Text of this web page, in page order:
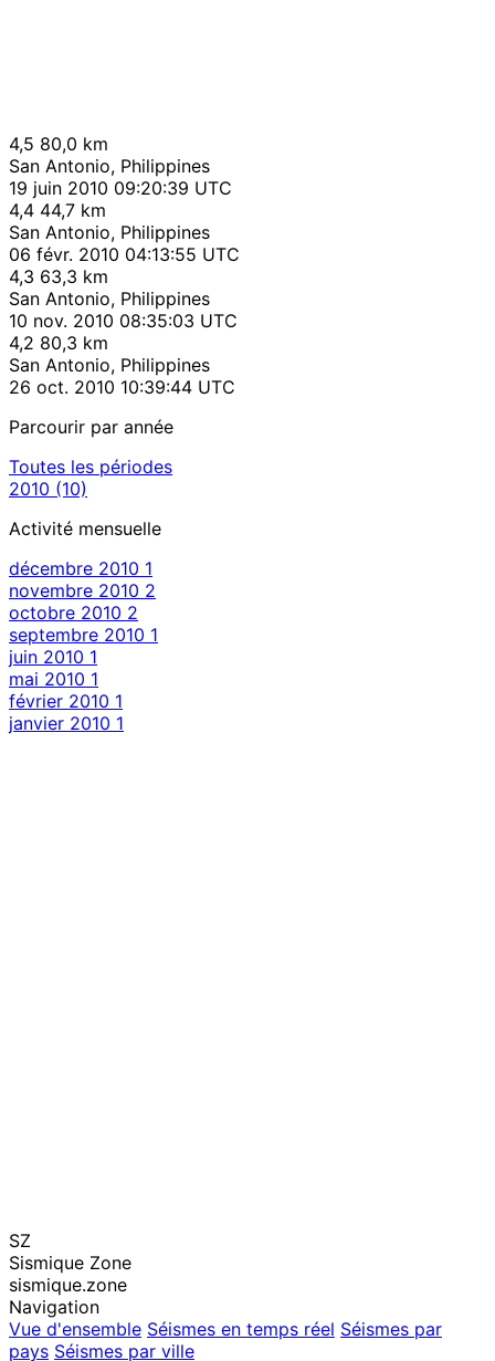
4,5 80,0 km
San Antonio, Philippines
19 juin 2010 09:20:39 UTC
4,4 44,7 km
San Antonio, Philippines
06 févr. 2010 04:13:55 UTC
4,3 63,3 km
San Antonio, Philippines
10 nov. 2010 08:35:03 UTC
4,2 80,3 km
San Antonio, Philippines
26 oct. 2010 10:39:44 UTC
Parcourir par année
Toutes les périodes
2010 (10)
Activité mensuelle
décembre 2010 1
novembre 2010 2
octobre 2010 2
septembre 2010 1
juin 2010 1
mai 2010 1
février 2010 1
janvier 2010 1
SZ
Sismique Zone
sismique.zone
Navigation
Vue d'ensemble Séismes en temps réel Séismes par
pays Séismes par ville